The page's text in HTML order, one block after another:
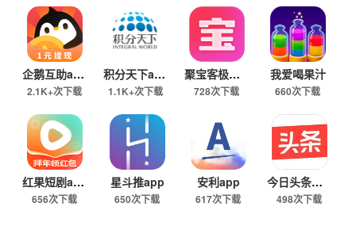
企鹅互助app
2.1K+次下载
积分天下app
1.1K+次下载
聚宝客极速版
728次下载
我爱喝果汁
660次下载
红果短剧app
656次下载
星斗推app
650次下载
安利app
617次下载
今日头条极速版下载
498次下载